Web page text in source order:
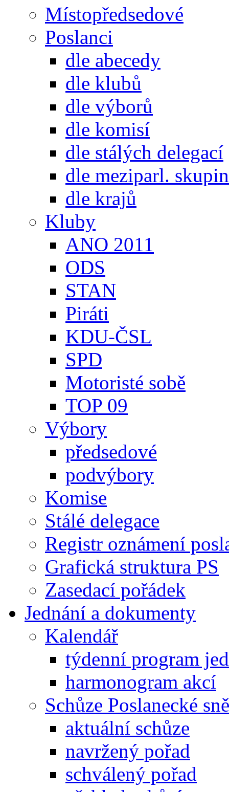
Místopředsedové
Poslanci
dle abecedy
dle klubů
dle výborů
dle komisí
dle stálých delegací
dle meziparl. skupin
dle krajů
Kluby
ANO 2011
ODS
STAN
Piráti
KDU-ČSL
SPD
Motoristé sobě
TOP 09
Výbory
předsedové
podvýbory
Komise
Stálé delegace
Registr oznámení
Grafická struktura PS
Zasedací pořádek
Jednání a dokumenty
Kalendář
týdenní program
harmonogram akcí
Schůze Poslanecké
aktuální schůze
navržený pořad
schválený pořad